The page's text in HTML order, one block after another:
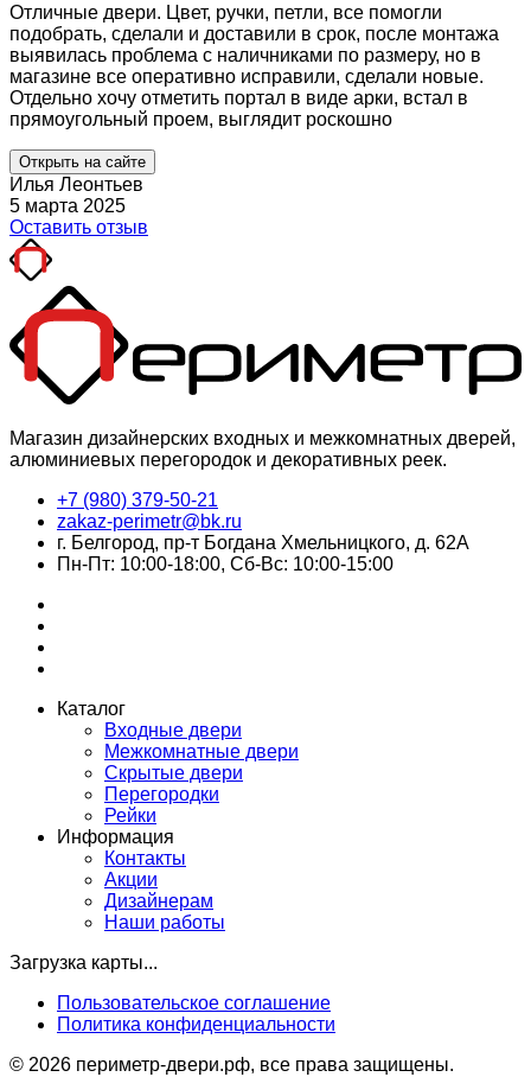
Отличные двери. Цвет, ручки, петли, все помогли
подобрать, сделали и доставили в срок, после монтажа
выявилась проблема с наличниками по размеру, но в
магазине все оперативно исправили, сделали новые.
Отдельно хочу отметить портал в виде арки, встал в
прямоугольный проем, выглядит роскошно
Открыть на сайте
Илья Леонтьев
5 марта 2025
Оставить отзыв
Магазин дизайнерских входных и межкомнатных дверей,
алюминиевых перегородок и декоративных реек.
+7 (980) 379-50-21
zakaz-perimetr@bk.ru
г. Белгород, пр-т Богдана Хмельницкого, д. 62А
Пн-Пт: 10:00-18:00, Сб-Вс: 10:00-15:00
Каталог
Входные двери
Межкомнатные двери
Скрытые двери
Перегородки
Рейки
Информация
Контакты
Акции
Дизайнерам
Наши работы
Загрузка карты...
Пользовательское соглашение
Политика конфиденциальности
© 2026 периметр-двери.рф, все права защищены.